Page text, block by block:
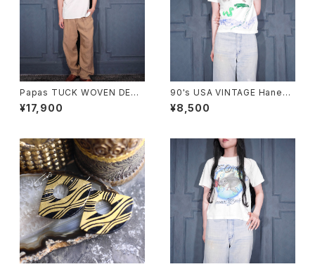
Papas TUCK WOVEN DESI
GN LINEN SLACKS PANTS/
パパスタック織デザインリネンス
¥17,900
90's USA VINTAGE Hanes
ANIMAL HAND DRAWING D
ESIGN MINI T SHIRT/90年
¥8,500